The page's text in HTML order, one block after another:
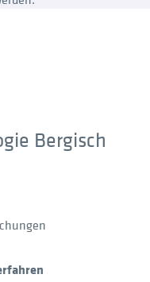
Bergisch